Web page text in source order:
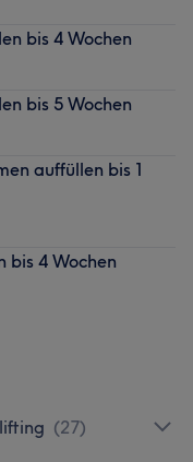
bis 4 Wochen
bis 5 Wochen
auffüllen bis 1
bis 4 Wochen
(27)